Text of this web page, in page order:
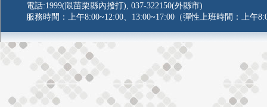
電話:1999(限苗栗縣內撥打), 037-322150(外縣市)
服務時間：上午8:00~12:00、13:00~17:00（彈性上班時間：上午